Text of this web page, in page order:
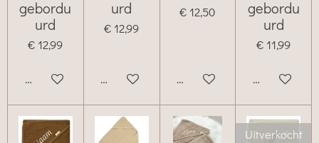
gebordu
urd
€ 12,99
Bekijk details
urd
€ 12,99
Bekijk details
€ 12,50
Bekijk details
gebordu
urd
€ 11,99
Bekijk details
Uitverkocht